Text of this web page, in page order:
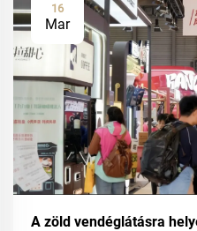
16
Mar
A zöld vendéglátásra